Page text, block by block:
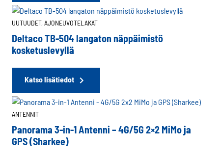
UUTUUDET, AJONEUVOTELAKAT
Deltaco TB-504 langaton näppäimistö
kosketuslevyllä
Katso lisätiedot
ANTENNIT
Panorama 3-in-1 Antenni – 4G/5G 2×2 MiMo ja
GPS (Sharkee)